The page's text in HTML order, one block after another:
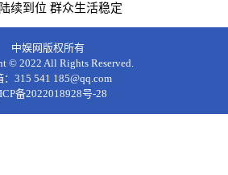
续到位 群众生活稳定
中娱网版权所有
© 2022 All Rights Reserved.
：315 541 185@qq.com
备2022018928号-28